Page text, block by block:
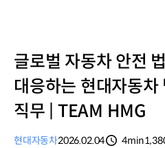
글로벌 자동차 안전
대응하는 현대자동
직무 | TEAM HMG
현대자동차2026.02.04
4min